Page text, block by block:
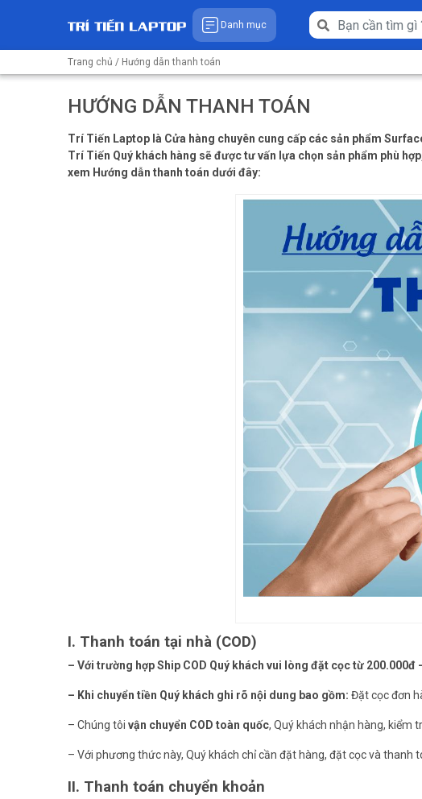
Danh mục
Trang chủ / Hướng dẫn thanh toán
HƯỚNG DẪN THANH TOÁN
Trí Tiến Laptop là Cửa hàng chuyên cung cấp các sản phẩm
Trí Tiến Quý khách hàng sẽ được tư vấn lựa chọn sản phẩm phù
xem Hướng dẫn thanh toán dưới đây:
I. Thanh toán tại nhà (COD)
– Với trường hợp Ship COD Quý khách vui lòng đặt cọc từ 200.000đ
– Khi chuyển tiền Quý khách ghi rõ nội dung bao gồm: Đặt cọc đơn
– Chúng tôi vận chuyển COD toàn quốc, Quý khách nhận hàng, kiểm
– Với phương thức này, Quý khách chỉ cần đặt hàng, đặt cọc và thanh
II. Thanh toán chuyển khoản